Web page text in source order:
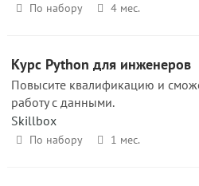
По набору 4 мес.
Курс Python для инженеров
Повысите квалификацию и
работу с данными.
Skillbox
По набору 1 мес.